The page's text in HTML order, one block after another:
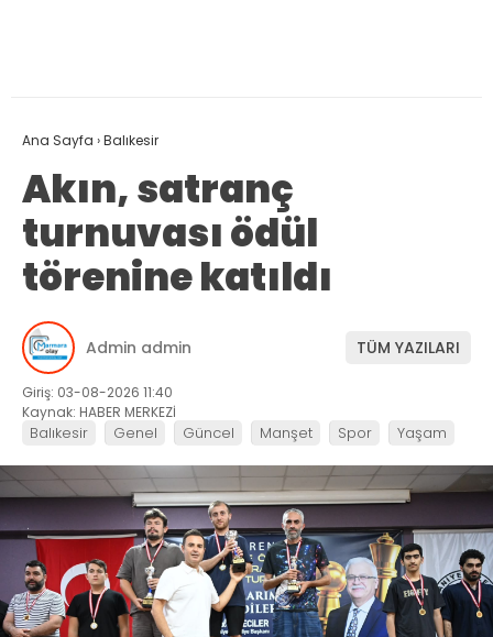
Ana Sayfa ›Balıkesir
Akın, satranç
turnuvası ödül
törenine katıldı
Admin admin TÜM YAZILARI
Giriş: 03-08-2026 11:40
Kaynak: HABER MERKEZİ
Balıkesir Genel Güncel Manşet Spor Yaşam